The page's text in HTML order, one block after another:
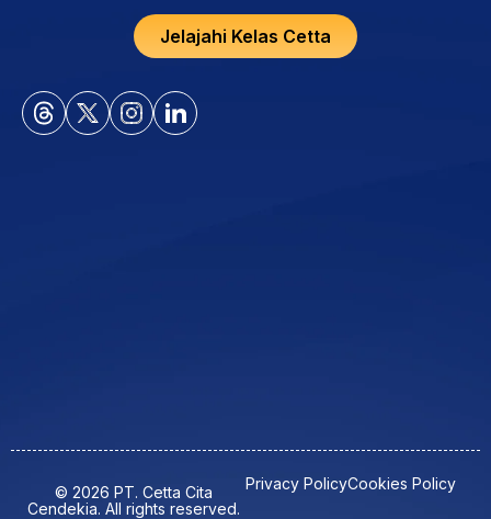
Jelajahi Kelas Cetta
© 2026 PT. Cetta Cita
Cendekia. All rights reserved.
Privacy PolicyCookies Policy